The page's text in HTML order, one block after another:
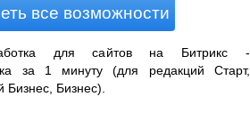
все возможности
для сайтов на Битрикс -
за 1 минуту (для редакций Старт,
Бизнес).